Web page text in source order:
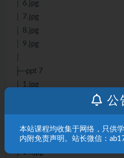
│ 6.jpg
│ 7.jpg
│ 8.jpg
│ 9.jpg
├─ppt 7
│ 1.jpg
│ 12.jpg
│ 13.jpg
│ 14.jpg
公
本站课程均收集于网络，只供
内附免责声明。站长微信：